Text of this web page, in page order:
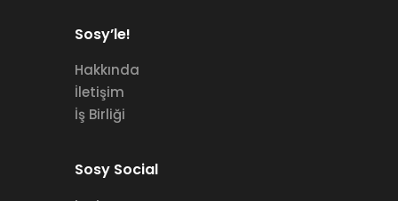
Sosy’le!
Hakkında
İletişim
İş Birliği
Sosy Social